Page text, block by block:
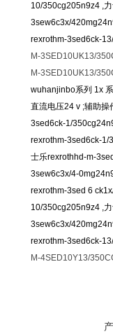
10/350cg205n9z4 ,
3sew6c3x/
rexrothm-3sed6ck-
M-3SED10UK13/
M-3SED10UK13/
wuhanjinbo系列 1x
直流电压24 v ;辅助
3sed6ck-1/
rexrothm-3sed6ck-1/
士乐rexrothhd-m-
3sew6c3x/4-
rexrothm-3sed 6
10/350cg205n9z4 ,
3sew6c3x/
rexrothm-3sed6ck-
M-4SED10Y13/